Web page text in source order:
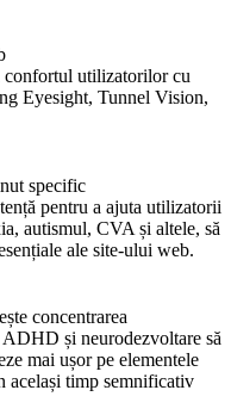
confortul utilizatorilor cu
Eyesight, Tunnel Vision,
specific
pentru a ajuta utilizatorii
autismul, CVA și altele, să
ale site-ului web.
concentrarea
și neurodezvoltare să
mai ușor pe elementele
același timp semnificativ